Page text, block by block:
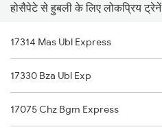
Hosapete to Narasaraopet Trains
Hubli to Indi Road Trains
Hubli to Jhansi Trains
Hubli to Jalgaon Trains
Hubli to Jalore Trains
होसैपेटे से हुबली के लिए लोकप्रिय ट्रेनें
17314 Mas Ubl Express
17330 Bza Ubl Exp
17075 Chz Bgm Express